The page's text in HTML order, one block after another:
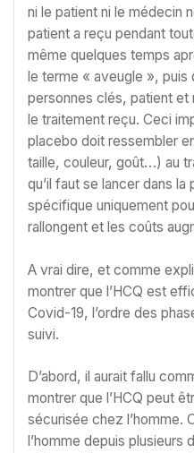
ni le patient ni le médecin
patient a reçu pendant
même quelques temps
le terme « aveugle »,
personnes clés, patient et
le traitement reçu. Ceci
placebo doit ressembler
taille, couleur, goût…) au
qu’il faut se lancer dans
spécifique uniquement
rallongent et les coûts
A vrai dire, et comme
montrer que l’HCQ est
Covid-19, l’ordre des
suivi.
D’abord, il aurait fallu
montrer que l’HCQ peut
sécurisée chez l’homme.
l’homme depuis plusieurs